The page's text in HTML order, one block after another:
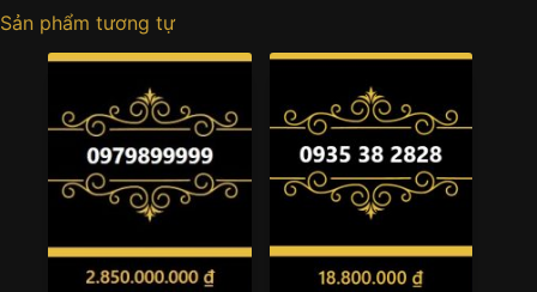
Sản phẩm tương tự